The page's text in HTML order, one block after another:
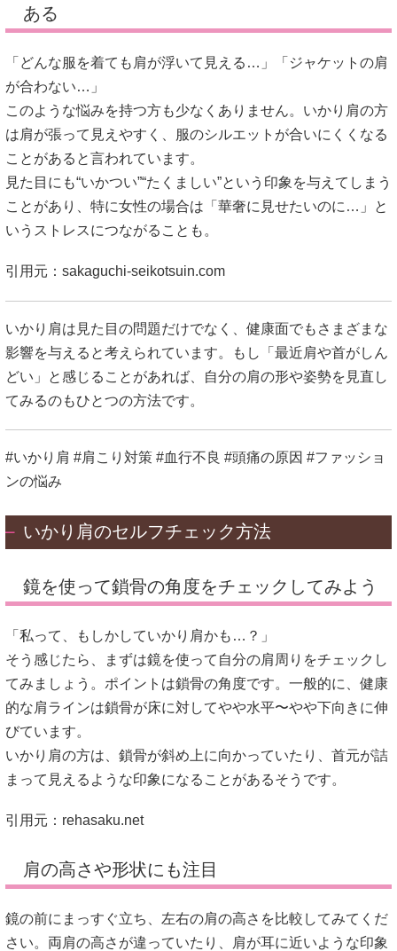
ある
「どんな服を着ても肩が浮いて見える…」「ジャケットの肩
が合わない…」
このような悩みを持つ方も少なくありません。いかり肩の方
は肩が張って見えやすく、服のシルエットが合いにくくなる
ことがあると言われています。
見た目にも“いかつい”“たくましい”という印象を与えてしまう
ことがあり、特に女性の場合は「華奢に見せたいのに…」と
いうストレスにつながることも。
引用元： sakaguchi-seikotsuin.com
いかり肩は見た目の問題だけでなく、健康面でもさまざまな
影響を与えると考えられています。もし「最近肩や首がしん
どい」と感じることがあれば、自分の肩の形や姿勢を見直し
てみるのもひとつの方法です。
#いかり肩 #肩こり対策 #血行不良 #頭痛の原因 #ファッショ
ンの悩み
いかり肩のセルフチェック方法
鏡を使って鎖骨の角度をチェックしてみよう
「私って、もしかしていかり肩かも…？」
そう感じたら、まずは鏡を使って自分の肩周りをチェックし
てみましょう。ポイントは鎖骨の角度です。一般的に、健康
的な肩ラインは鎖骨が床に対してやや水平〜やや下向きに伸
びています。
いかり肩の方は、鎖骨が斜め上に向かっていたり、首元が詰
まって見えるような印象になることがあるそうです。
引用元： rehasaku.net
肩の高さや形状にも注目
鏡の前にまっすぐ立ち、左右の肩の高さを比較してみてくだ
さい。両肩の高さが違っていたり、肩が耳に近いような印象